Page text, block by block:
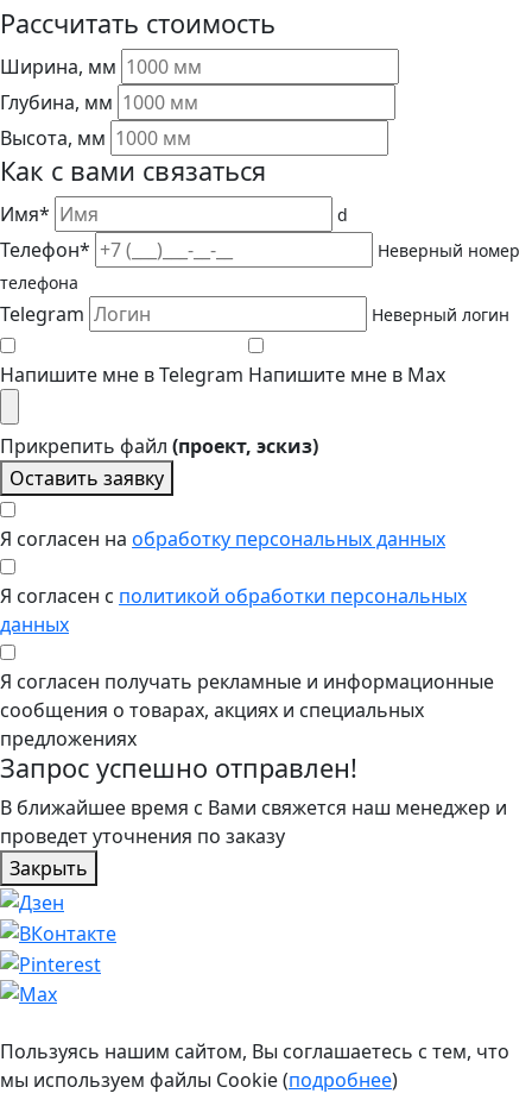
Рассчитать стоимость
Ширина, мм
Глубина, мм
Высота, мм
Как с вами связаться
Имя* d
Телефон*
Неверный номер
телефона
Telegram Неверный логин
Напишите мне в Telegram Напишите мне в Max
Прикрепить файл (проект, эскиз)
Оставить заявку
Я согласен на обработку персональных данных
Я согласен с политикой обработки персональных
данных
Я согласен получать рекламные и информационные
сообщения о товарах, акциях и специальных
предложениях
Запрос успешно отправлен!
В ближайшее время с Вами свяжется наш менеджер и
проведет уточнения по заказу
Закрыть
Пользуясь нашим сайтом, Вы соглашаетесь с тем, что
мы используем файлы Cookie (подробнее)